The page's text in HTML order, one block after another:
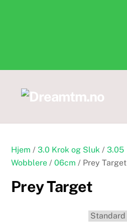
Hjem / 3.0 Krok og Sluk / 3.05
Wobblere /06cm / Prey Target
Prey Target